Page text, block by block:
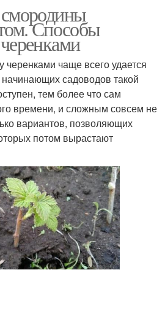
Способы
чаще всего удается
садоводов такой
тем более что сам
времени, и сложным совсем не
вариантов, позволяющих
потом вырастают